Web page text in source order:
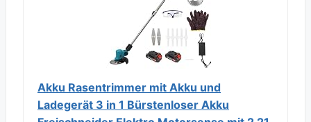
Akku Rasentrimmer mit Akku und
Ladegerät 3 in 1 Bürstenloser Akku